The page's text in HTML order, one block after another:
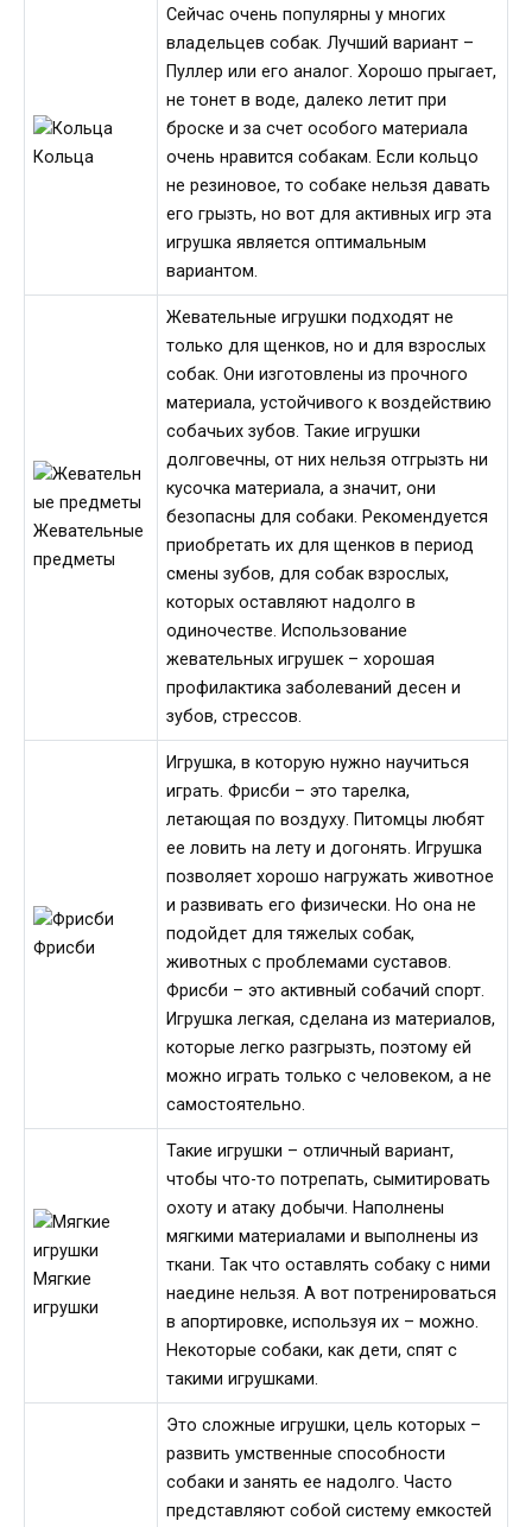
Кольца
Сейчас очень популярны у многих
владельцев собак. Лучший вариант –
Пуллер или его аналог. Хорошо прыгает,
не тонет в воде, далеко летит при
броске и за счет особого материала
очень нравится собакам. Если кольцо
не резиновое, то собаке нельзя давать
его грызть, но вот для активных игр эта
игрушка является оптимальным
вариантом.
Жевательные
предметы
Жевательные игрушки подходят не
только для щенков, но и для взрослых
собак. Они изготовлены из прочного
материала, устойчивого к воздействию
собачьих зубов. Такие игрушки
долговечны, от них нельзя отгрызть ни
кусочка материала, а значит, они
безопасны для собаки. Рекомендуется
приобретать их для щенков в период
смены зубов, для собак взрослых,
которых оставляют надолго в
одиночестве. Использование
жевательных игрушек – хорошая
профилактика заболеваний десен и
зубов, стрессов.
Фрисби
Игрушка, в которую нужно научиться
играть. Фрисби – это тарелка,
летающая по воздуху. Питомцы любят
ее ловить на лету и догонять. Игрушка
позволяет хорошо нагружать животное
и развивать его физически. Но она не
подойдет для тяжелых собак,
животных с проблемами суставов.
Фрисби – это активный собачий спорт.
Игрушка легкая, сделана из материалов,
которые легко разгрызть, поэтому ей
можно играть только с человеком, а не
самостоятельно.
Мягкие
игрушки
Такие игрушки – отличный вариант,
чтобы что-то потрепать, сымитировать
охоту и атаку добычи. Наполнены
мягкими материалами и выполнены из
ткани. Так что оставлять собаку с ними
наедине нельзя. А вот потренироваться
в апортировке, используя их – можно.
Некоторые собаки, как дети, спят с
такими игрушками.
Это сложные игрушки, цель которых –
развить умственные способности
собаки и занять ее надолго. Часто
представляют собой систему емкостей